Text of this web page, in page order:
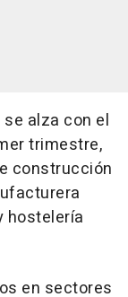
alza con el
trimestre,
construcción
hostelería
en sectores